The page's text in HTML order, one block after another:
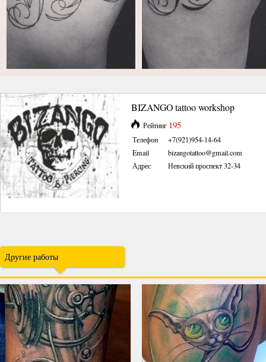
BIZANGO tattoo workshop
Рейтинг 195
Телефон
+7(921)954-14-64
Email
bizangotattoo@gmail.com
Адрес
Невский проспект 32-34
Другие работы